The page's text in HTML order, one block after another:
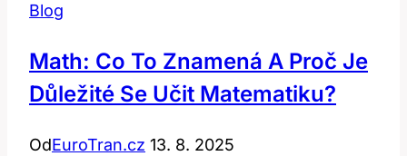
Blog
Math: Co To Znamená A Proč Je
Důležité Se Učit Matematiku?
OdEuroTran.cz 13. 8. 2025